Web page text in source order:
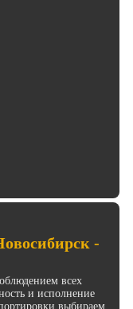
-
всех
и исполнение
выбираем